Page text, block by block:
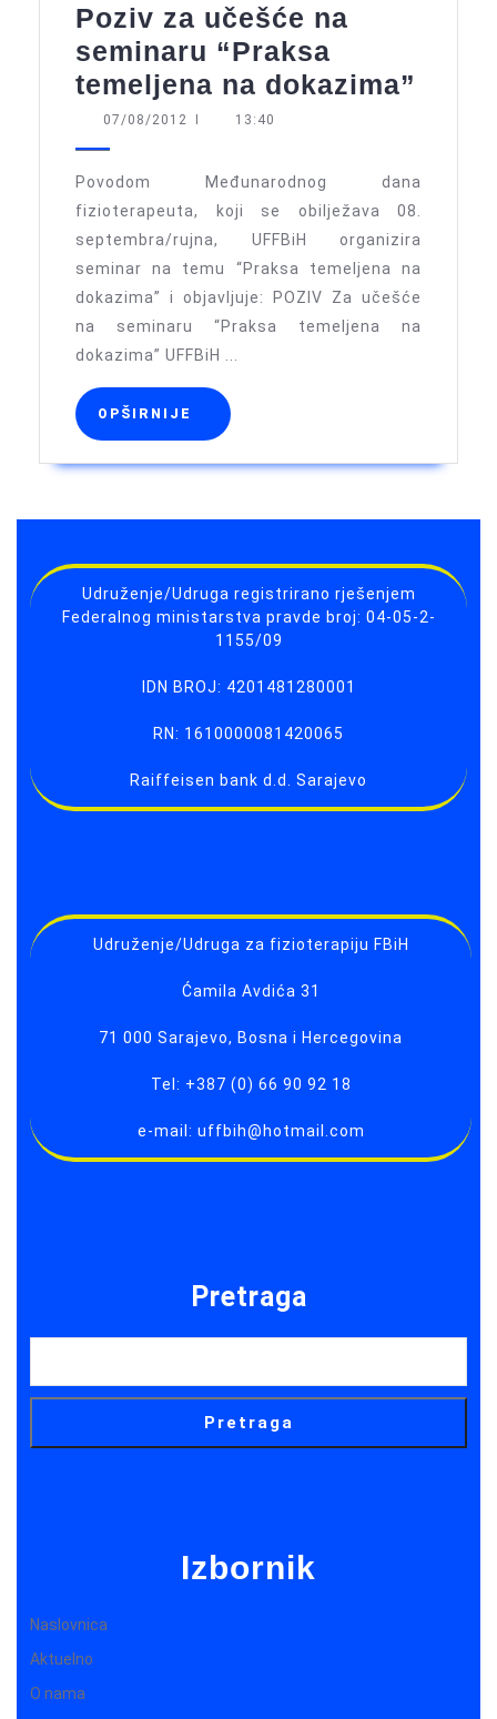
Poziv za učešće na
seminaru “Praksa
temeljena na dokazima”
na
na
07/08/2012 07/08/2012
I 13:40
Povodom Međunarodnog dana
fizioterapeuta, koji se obilježava 08.
septembra/rujna, UFFBiH organizira
seminar na temu “Praksa temeljena na
dokazima” i objavljuje: POZIV Za učešće
na seminaru “Praksa temeljena na
dokazima” UFFBiH ...
OPŠIRNIJE OPŠIRNIJE
Udruženje/Udruga registrirano rješenjem
Federalnog ministarstva pravde broj: 04-05-2-
1155/09
IDN BROJ: 4201481280001
RN: 1610000081420065
Raiffeisen bank d.d. Sarajevo
Udruženje/Udruga za fizioterapiju FBiH
Ćamila Avdića 31
71 000 Sarajevo, Bosna i Hercegovina
Tel: +387 (0) 66 90 92 18
e-mail: uffbih@hotmail.com
Pretraga
Pretraga
Izbornik
Naslovnica
Aktuelno
O nama